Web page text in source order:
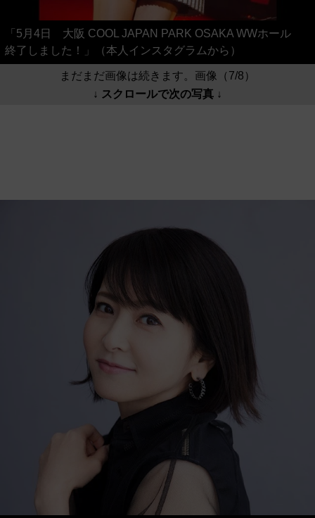
「5月4日 大阪 COOL JAPAN PARK OSAKA WWホール
終了しました！」（本人インスタグラムから）
まだまだ画像は続きます。画像（7/8）
↓ スクロールで次の写真 ↓